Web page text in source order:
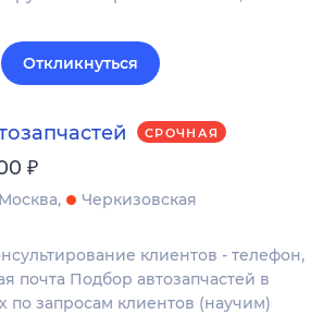
Откликнуться
СРОЧНАЯ
₽
Москва
Черкизовская
клиентов - телефон,
почта Подбор автозапчастей в
по запросам клиентов (научим)